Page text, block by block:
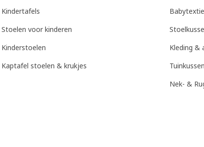
Kindertafels
Stoelen voor kinderen
Kinderstoelen
Kaptafel stoelen & krukjes
Kleding &
Nek- &